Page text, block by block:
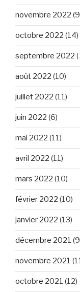
novembre 2022
octobre 2022 (14)
septembre 2022
août 2022 (10)
juillet 2022 (11)
juin 2022 (6)
mai 2022 (11)
avril 2022 (11)
mars 2022 (10)
février 2022 (10)
janvier 2022 (13)
décembre 2021
novembre 2021
octobre 2021 (12)